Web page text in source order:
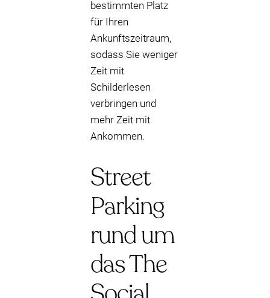
bestimmten Platz
für Ihren
Ankunftszeitraum,
sodass Sie weniger
Zeit mit
Schilderlesen
verbringen und
mehr Zeit mit
Ankommen.
Street
Parking
rund um
das The